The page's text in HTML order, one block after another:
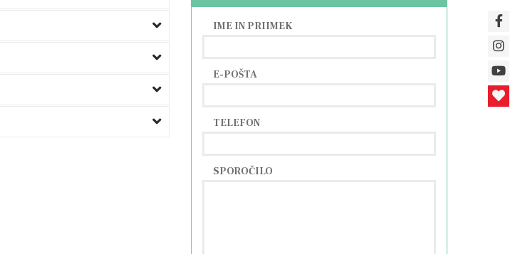
IME IN PRIIMEK
E-POŠTA
TELEFON
SPOROČILO